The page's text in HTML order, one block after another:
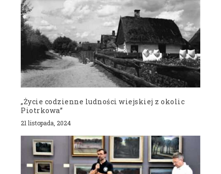
„Życie codzienne ludności wiejskiej z okolic
Piotrkowa”
21 listopada, 2024